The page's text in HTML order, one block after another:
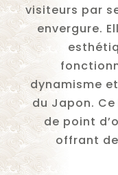
visiteurs par
envergure.
dynamisme
du Japon.
de point
offrant